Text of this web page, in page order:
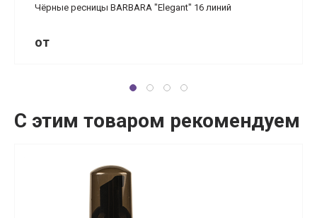
Чёрные ресницы BARBARA "Elegant" 16 линий
от
С этим товаром рекомендуем